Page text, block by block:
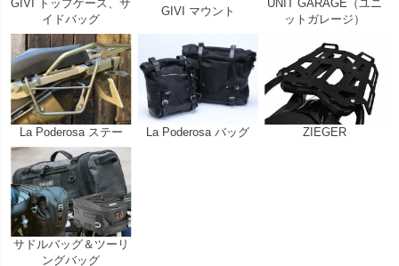
GIVI トップケース、サ
イドバッグ
GIVI マウント
UNIT GARAGE（ユニ
ットガレージ）
La Poderosa ステー La Poderosa バッグ ZIEGER
サドルバッグ＆ツーリ
ングバッグ